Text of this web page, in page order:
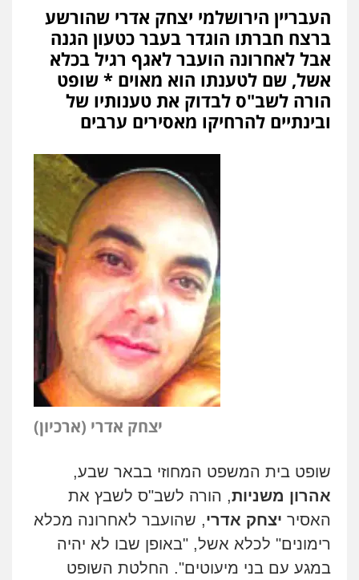
העבריין הירושלמי יצחק אדרי שהורשע
ברצח חברתו הוגדר בעבר כטעון הגנה
אבל לאחרונה הועבר לאגף רגיל בכלא
אשל, שם לטענתו הוא מאוים * שופט
הורה לשב"ס לבדוק את טענותיו של
ובינתיים להרחיקו מאסירים ערבים
יצחק אדרי (ארכיון)
שופט בית המשפט המחוזי בבאר שבע,
אהרון משניות, הורה לשב"ס לשבץ את
האסיר יצחק אדרי, שהועבר לאחרונה מכלא
רימונים" לכלא אשל, "באופן שבו לא יהיה
במגע עם בני מיעוטים". החלטת השופט